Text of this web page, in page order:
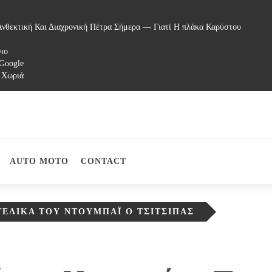
Και Διαχρονική Πέτρα Σήμερα — Γιατί Η πλάκα Καρύστου
AUTO MOTO CONTACT
ΤΟΥ ΝΤΟΥΜΠΆΙ Ο ΤΣΙΤΣΙΠΆΣ